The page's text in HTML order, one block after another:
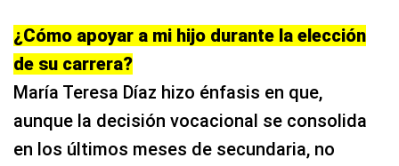
¿Cómo apoyar a mi hijo durante la elección
de su carrera?
María Teresa Díaz hizo énfasis en que,
aunque la decisión vocacional se consolida
en los últimos meses de secundaria, no